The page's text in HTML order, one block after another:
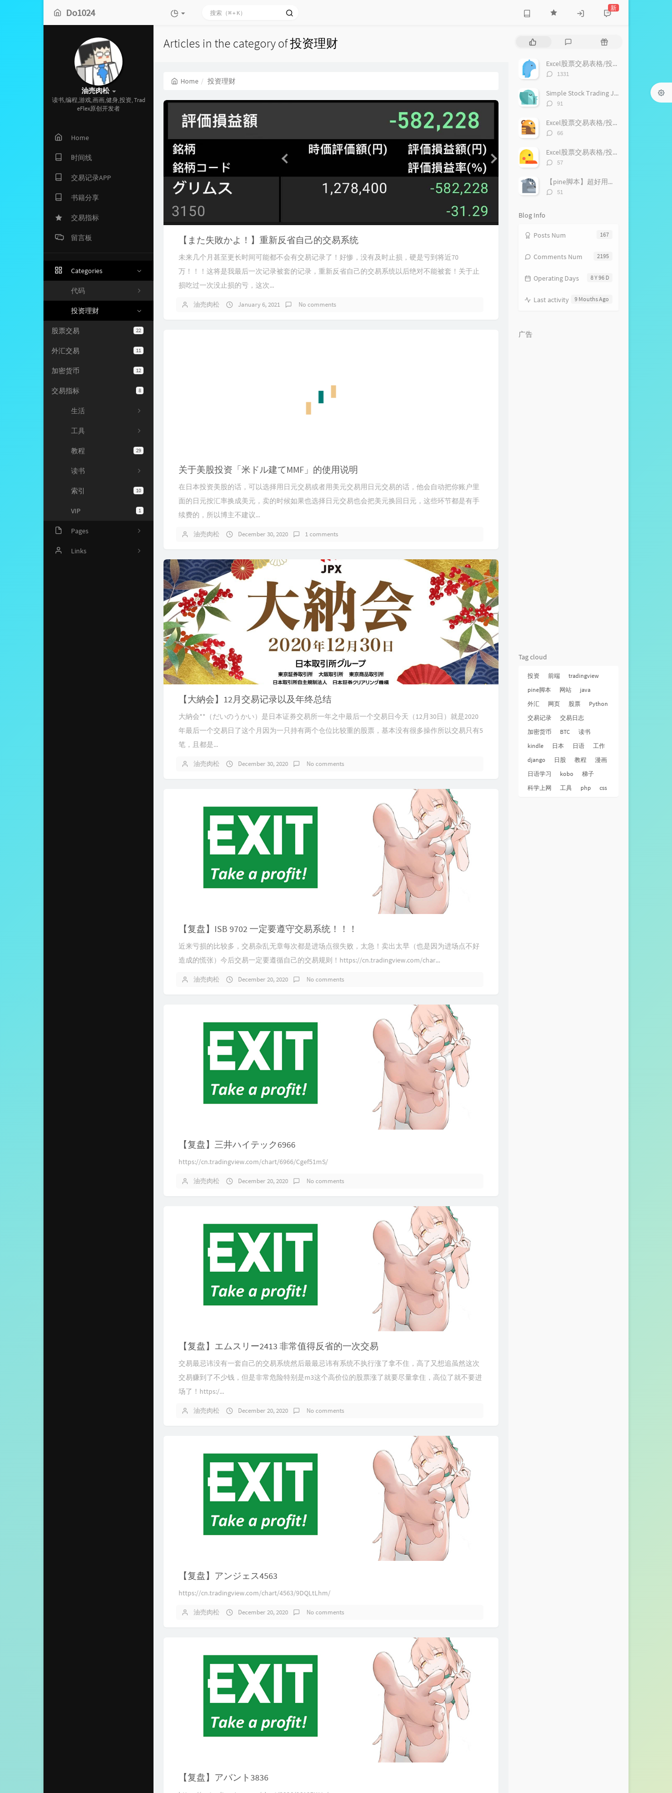
Do1024 新
油売肉松
读书,编程,游戏,画画,健身,投资, Trad
eFlex原创开发者
Home
时间线
交易记录APP
书籍分享
交易指标
留言板
Categories
代码
投资理财
22
股票交易
11
外汇交易
12
加密货币
8
交易指标
生活
工具
29
教程
读书
10
索引
1
VIP
Pages
文章归档
Links
Articles in the category of 投资理财
Home 投资理财
【また失敗かよ！】重新反省自己的交易系统
未来几个月甚至更长时间可能都不会有交易记录了！好惨，没有及时止损，硬是亏到将近70
万！！！这将是我最后一次记录被套的记录，重新反省自己的交易系统以后绝对不能被套！关于止
损吃过一次没止损的亏，这次...
油売肉松 January 6, 2021 No comments
关于美股投资「米ドル建てMMF」的使用说明
在日本投资美股的话，可以选择用日元交易或者用美元交易用日元交易的话，他会自动把你账户里
面的日元按汇率换成美元，卖的时候如果也选择日元交易也会把美元换回日元，这些环节都是有手
续费的，所以博主不建议...
油売肉松 December 30, 2020 1 comments
【大納会】12月交易记录以及年终总结
大納会**（だいのうかい）是日本证券交易所一年之中最后一个交易日今天（12月30日）就是2020
年最后一个交易日了这个月因为一只持有两个仓位比较重的股票，基本没有很多操作所以交易只有5
笔，且都是...
油売肉松 December 30, 2020 No comments
【复盘】ISB 9702 一定要遵守交易系统！！！
近来亏损的比较多，交易杂乱无章每次都是进场点很失败，太急！卖出太早（也是因为进场点不好
造成的慌张）今后交易一定要遵循自己的交易规则！https://cn.tradingview.com/char...
油売肉松 December 20, 2020 No comments
【复盘】三井ハイテック6966
https://cn.tradingview.com/chart/6966/Cgef51mS/
油売肉松 December 20, 2020 No comments
【复盘】エムスリー2413 非常值得反省的一次交易
交易最忌讳没有一套自己的交易系统然后最最忌讳有系统不执行涨了拿不住，高了又想追虽然这次
交易赚到了不少钱，但是非常危险特别是m3这个高价位的股票涨了就要尽量拿住，高位了就不要进
场了！https:/...
油売肉松 December 20, 2020 No comments
【复盘】アンジェス4563
https://cn.tradingview.com/chart/4563/9DQLtLhm/
油売肉松 December 20, 2020 No comments
【复盘】アバント3836
l
r
i
l
t
t
m
n
R
n
m
t
l
Excel股票交易表格/投资记录表格，支持宏（VBA）V1.6
评
数：
1331
Simple Stock Trading Journal with Excel Marco（vba）
评
数：
91
Excel股票交易表格/投资记录表格，下载列表【永久更新支持】
评
数：
66
Excel股票交易表格/投资记录表格，支持宏（VBA），支持加密货币兑换记录，更新V1.9
评
数：
57
【pine脚本】超好用的随机指标(stochastic /KDI)分享！
评
51
Blog Info
167
Posts Num
2195
Comments Num
8 Y 96 D
Operating Days
9 Mouths Ago
Last activity
广告
Tag cloud
投资 前端
tradingview
pine脚本
网站
java
外汇
网页 股票
Python
交易记录
交易日志
加密货币
BTC
读书
kindle
日本 日语
工作
django
日股 教程
漫画
日语学习
kobo
梯子
科学上网
工具 php css